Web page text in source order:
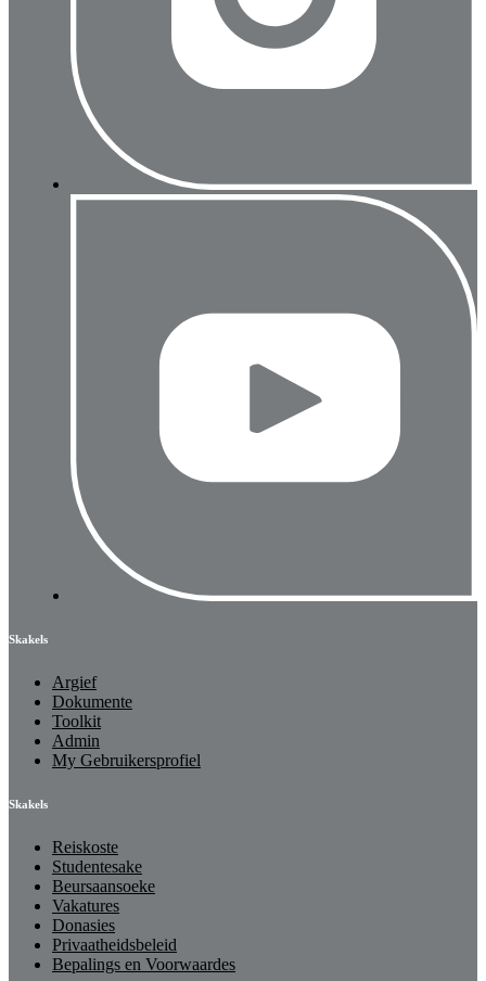
Skakels
Argief
Dokumente
Toolkit
Admin
My Gebruikersprofiel
Skakels
Reiskoste
Studentesake
Beursaansoeke
Vakatures
Donasies
Privaatheidsbeleid
Bepalings en Voorwaardes